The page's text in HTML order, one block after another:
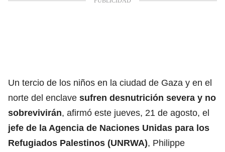
Un tercio de los niños en la ciudad de Gaza y en el
norte del enclave sufren desnutrición severa y no
sobrevivirán, afirmó este jueves, 21 de agosto, el
jefe de la Agencia de Naciones Unidas para los
Refugiados Palestinos (UNRWA), Philippe